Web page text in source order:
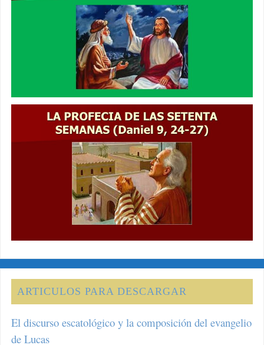
ARTICULOS PARA DESCARGAR
El discurso escatológico y la composición del evangelio
de Lucas